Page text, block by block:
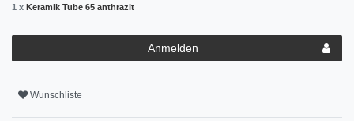
1 x Keramik Tube 65 anthrazit
Anmelden
Wunschliste